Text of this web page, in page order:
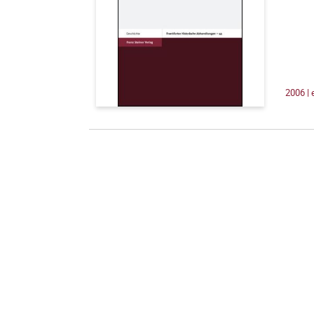
2006 |